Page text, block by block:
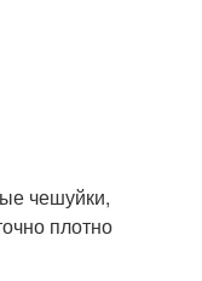
чешуйки,
плотно